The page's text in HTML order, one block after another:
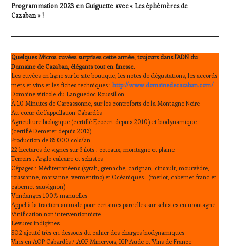
Programmation 2023 en Guiguette avec « Les éphémères de
Cazaban » !
Quelques Micros cuvées surprises cette année, toujours dans l’ADN du
Domaine de Cazaban, élégants tout en finesse.
Les cuvées en ligne sur le site boutique, les notes de dégustations, les accords
mets et vins et les fiches techniques :http://www.domainedecazaban.com/
Domaine viticole du Languedoc Roussillon
À 10 Minutes de Carcassonne, sur les contreforts de la Montagne Noire
Au cœur de l’appellation Cabardès
Agriculture biologique (certifié Ecocert depuis 2010) et biodynamique
(certifié Demeter depuis 2013)
Production de 85 000 cols/an
22 hectares de vignes sur 3 ilots : coteaux, montagne et plaine
Terroirs : Argilo calcaire et schistes
Cépages : Méditerranéens (syrah, grenache, carignan, cinsault, mourvèdre,
roussanne, marsanne, vermentino) et Océaniques (merlot, cabernet franc et
cabernet sauvignon)
Vendanges 100% manuelles
Appel à la traction animale pour certaines parcelles sur schistes en montagne
Vinification non interventionniste
Levures indigènes
SO2 ajouté très en dessous du cahier des charges biodynamiques
Vins en AOP Cabardès / AOP Minervois, IGP Aude et Vins de France